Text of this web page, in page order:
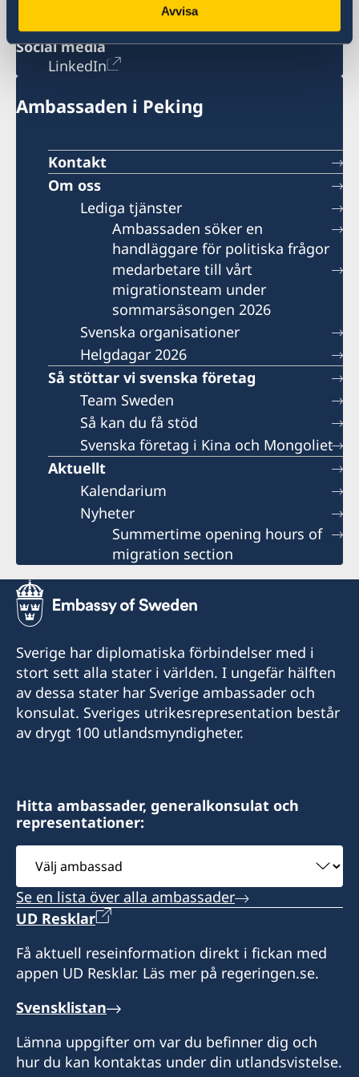
Avvisa
Visum- och migrationsfrågor
Social media
LinkedIn
Ambassaden i Peking
Kontakt
Om oss
Lediga tjänster
Ambassaden söker en
handläggare för politiska frågor
medarbetare till vårt
migrationsteam under
sommarsäsongen 2026
Svenska organisationer
Helgdagar 2026
Så stöttar vi svenska företag
Team Sweden
Så kan du få stöd
Svenska företag i Kina och Mongoliet
Aktuellt
Kalendarium
Nyheter
Summertime opening hours of
migration section
Sverige har diplomatiska förbindelser med i
stort sett alla stater i världen. I ungefär hälften
av dessa stater har Sverige ambassader och
konsulat. Sveriges utrikesrepresentation består
av drygt 100 utlandsmyndigheter.
Hitta ambassader, generalkonsulat och
representationer:
Välj
ambassad
Se en lista över alla ambassader
UD Resklar
Få aktuell reseinformation direkt i fickan med
appen UD Resklar. Läs mer på regeringen.se.
Svensklistan
Lämna uppgifter om var du befinner dig och
hur du kan kontaktas under din utlandsvistelse.